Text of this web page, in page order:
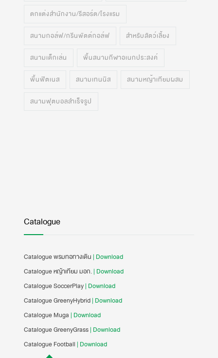
ตกแต่งสำนักงาน/รีสอร์ต/โรงแรม
สนามกอล์ฟ/กรีนพัตต์กอล์ฟ สำหรับสัตว์เลี้ยง
สนามเด็กเล่น พื้นสนามกีฬาอเนกประสงค์
พื้นฟิตเนส สนามเทนนิส สนามหญ้าเทียมผสม
สนามฟุตบอลสำเร็จรูป
Catalogue
Catalogue พรมทอทางเดิน | Download
Catalogue หญ้าเทียม มอก.| Download
Catalogue SoccerPlay| Download
Catalogue GreenyHybrid| Download
Catalogue Muga | Download
Catalogue GreenyGrass| Download
Catalogue Football | Download